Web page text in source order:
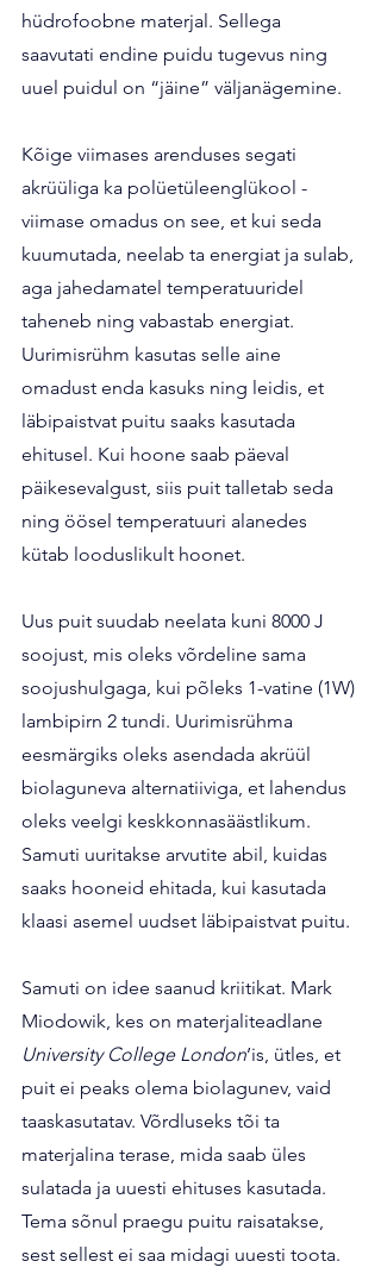
hüdrofoobne materjal. Sellega
saavutati endine puidu tugevus ning
uuel puidul on “jäine” väljanägemine.
Kõige viimases arenduses segati
akrüüliga ka polüetüleenglükool -
viimase omadus on see, et kui seda
kuumutada, neelab ta energiat ja sulab,
aga jahedamatel temperatuuridel
taheneb ning vabastab energiat.
Uurimisrühm kasutas selle aine
omadust enda kasuks ning leidis, et
läbipaistvat puitu saaks kasutada
ehitusel. Kui hoone saab päeval
päikesevalgust, siis puit talletab seda
ning öösel temperatuuri alanedes
kütab looduslikult hoonet.
Uus puit suudab neelata kuni 8000 J
soojust, mis oleks võrdeline sama
soojushulgaga, kui põleks 1-vatine (1W)
lambipirn 2 tundi. Uurimisrühma
eesmärgiks oleks asendada akrüül
biolaguneva alternatiiviga, et lahendus
oleks veelgi keskkonnasäästlikum.
Samuti uuritakse arvutite abil, kuidas
saaks hooneid ehitada, kui kasutada
klaasi asemel uudset läbipaistvat puitu.
Samuti on idee saanud kriitikat. Mark
Miodowik, kes on materjaliteadlane
University College London’is, ütles, et
puit ei peaks olema biolagunev, vaid
taaskasutatav. Võrdluseks tõi ta
materjalina terase, mida saab üles
sulatada ja uuesti ehituses kasutada.
Tema sõnul praegu puitu raisatakse,
sest sellest ei saa midagi uuesti toota.